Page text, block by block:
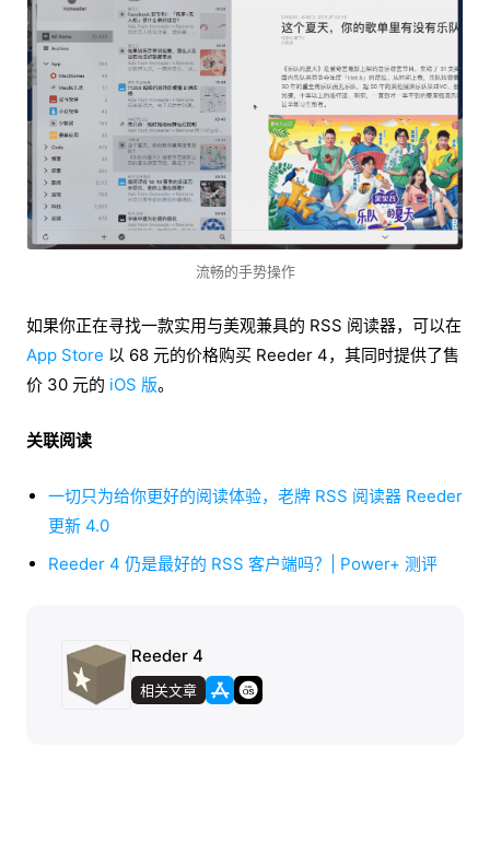
流畅的手势操作
如果你正在寻找一款实用与美观兼具的 RSS 阅读器，可以在
App Store 以 68 元的价格购买 Reeder 4，其同时提供了售
价 30 元的 iOS 版。
关联阅读
一切只为给你更好的阅读体验，老牌 RSS 阅读器 Reeder
更新 4.0
Reeder 4 仍是最好的 RSS 客户端吗？| Power+ 测评
Reeder 4
相关文章